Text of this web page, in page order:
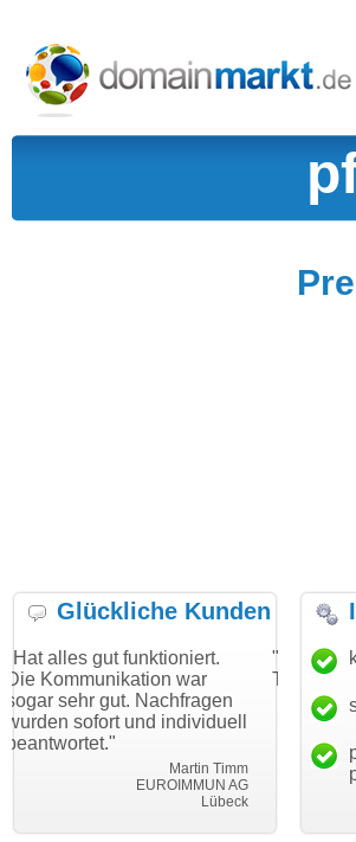
Glückliche Kunden
funktioniert.
war
Nachfragen
und individuell
EUROIMMUN AG
"Danke für den
Transfer und guten
i can eckert